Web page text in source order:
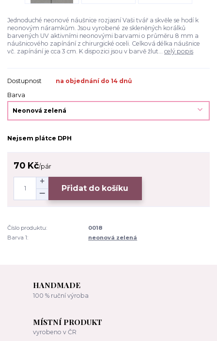
Jednoduché neonové náušnice rozjasní Vaši tvář a skvěle se hodí k
neonovým náramkům. Jsou vyrobené ze skleněných korálků
barvených UV aktivními neonovými barvami o průměru 8 mm a
náušnicového zapínání z chirurgické oceli. Celková délka náušnice
vč. zapínání je cca 3 cm. K dispozici jsou v barvě žlut... celý popis
Dostupnost
na objednání do 14 dnů
Barva
Nejsem plátce DPH
70 Kč/pár
Přidat do košíku
Číslo produktu:
0018
Barva 1:
neonová zelená
HANDMADE
100 % ruční výroba
MÍSTNÍ PRODUKT
vyrobeno v ČR